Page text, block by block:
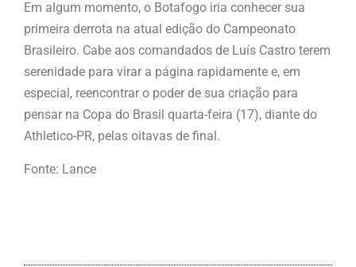
Em algum momento, o Botafogo iria conhecer sua
primeira derrota na atual edição do Campeonato
Brasileiro. Cabe aos comandados de Luís Castro terem
serenidade para virar a página rapidamente e, em
especial, reencontrar o poder de sua criação para
pensar na Copa do Brasil quarta-feira (17), diante do
Athletico-PR, pelas oitavas de final.
Fonte: Lance